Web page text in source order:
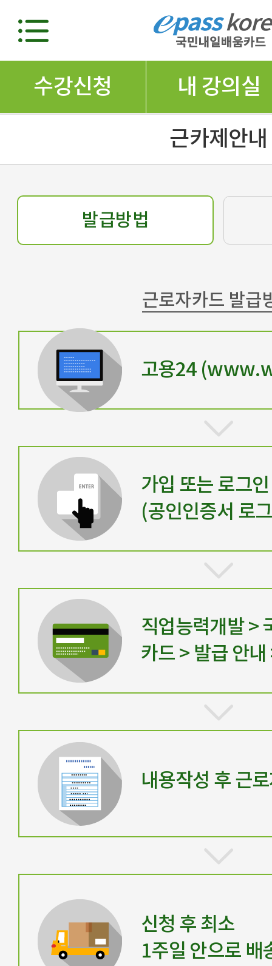
수강신청
내 강의실
근카제안내
발급방법
근로자카드 발급
고용24
가입 또는 로그인
(공인인증서 로
직업능력개발 >
카드 > 발급 안
내용작성 후 근
신청 후 최소
1주일 안으로 배